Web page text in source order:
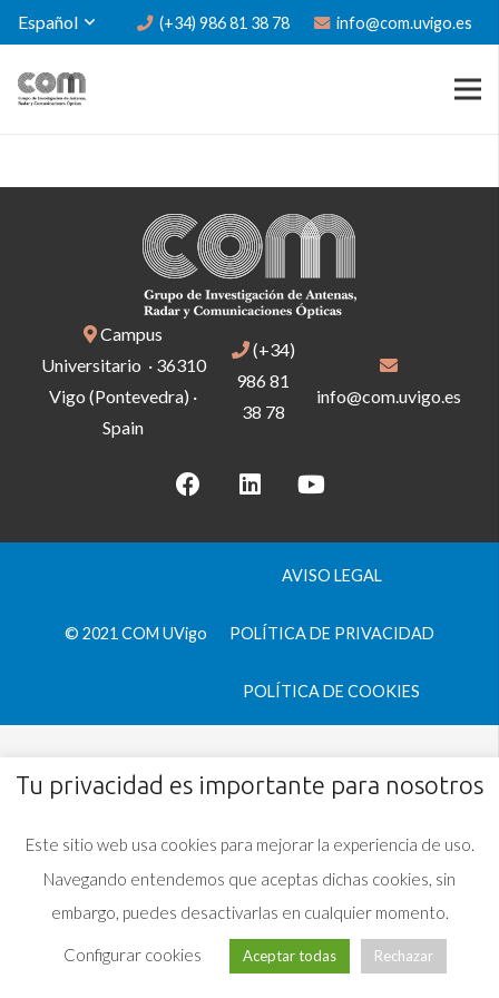
Español (+34) 986 81 38 78 info@com.uvigo.es
Campus
Universitario · 36310
Vigo (Pontevedra) ·
Spain
(+34)
986 81
38 78
info@com.uvigo.es
© 2021 COM UVigo
AVISO LEGAL
POLÍTICA DE PRIVACIDAD
POLÍTICA DE COOKIES
Tu privacidad es importante para nosotros
Este sitio web usa cookies para mejorar la experiencia de uso.
Navegando entendemos que aceptas dichas cookies, sin
embargo, puedes desactivarlas en cualquier momento.
Configurar cookies Aceptar todas Rechazar